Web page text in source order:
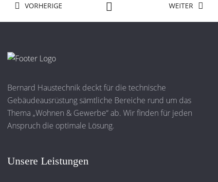
VORHERIGE WEITER
Bernard Haustechnik deckt für die technische
Gebäudeausrüstung sämtliche Bereiche rund um das
Thema „Wohnen & Gewerbe“ ab. Wir finden für jeden
Anspruch die optimale Lösung.
Unsere Leistungen